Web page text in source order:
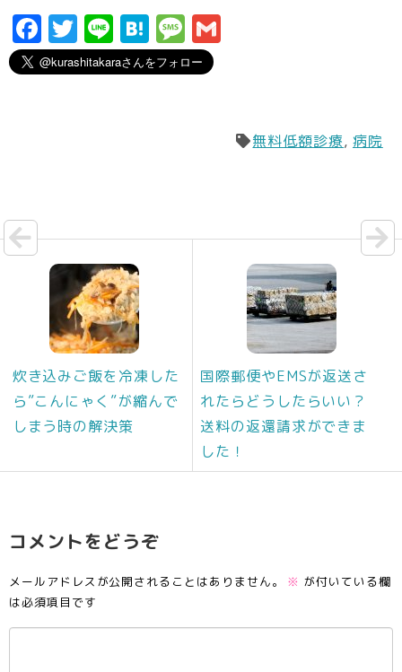
F
a
c
T
w
it
Li
n
e
H
a
t
M
e
s
無料低額診療, 病院
炊き込みご飯を冷凍した
ら”こんにゃく”が縮んで
しまう時の解決策
国際郵便やEMSが返送さ
れたらどうしたらいい？
送料の返還請求ができま
した！
コメントをどうぞ
メールアドレスが公開されることはありません。 ※ が付いている欄
は必須項目です